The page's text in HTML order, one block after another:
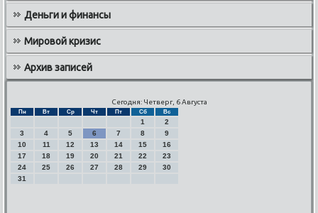
Деньги и финансы
Мировой кризис
Архив записей
Сегодня: Четверг, 6 Августа
Пн Вт Ср Чт Пт Сб Вс
1
2
3
4 5 6 7 8
9
10
11 12 13 14 15
16
17
18 19 20 21 22
23
24
25 26 27 28 29
30
31